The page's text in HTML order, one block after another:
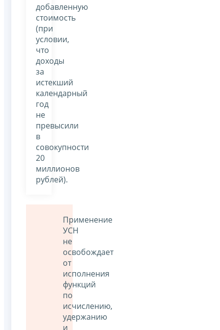
добавленную
стоимость
(при
условии,
что
доходы
за
истекший
календарный
год
не
превысили
в
совокупности
20
миллионов
рублей).
Применение
УСН
не
освобождает
от
исполнения
функций
по
исчислению,
удержанию
и